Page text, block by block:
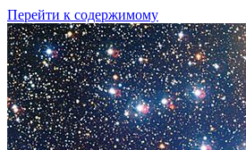
Перейти к содержимому